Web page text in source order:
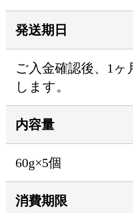
発送期日
ご入金確認後、1ヶ
します。
内容量
60g×5個
消費期限